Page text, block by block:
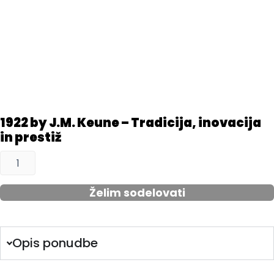
1922 by J.M. Keune – Tradicija, inovacija
in prestiž
1922
inovacija
prestiž
Želim sodelovati
Opis ponudbe